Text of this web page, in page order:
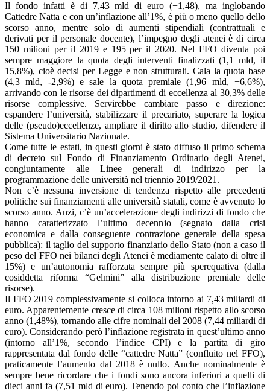
Il fondo infatti è di 7,43 mld di euro (+1,48), ma inglobando
Cattedre Natta e con un’inflazione all’1%, è più o meno quello dello
scorso anno, mentre solo di aumenti stipendiali (contrattuali e
derivati per il personale docente), l’impegno degli atenei è di circa
150 milioni per il 2019 e 195 per il 2020. Nel FFO diventa poi
sempre maggiore la quota degli interventi finalizzati (1,1 mld, il
15,8%), cioè decisi per Legge e non strutturali. Cala la quota base
(4,3 mld, -2,9%) e sale la quota premiale (1,96 mld, +6,6%),
arrivando con le risorse dei dipartimenti di eccellenza al 30,3% delle
risorse complessive. Servirebbe cambiare passo e direzione:
espandere l’università, stabilizzare il precariato, superare la logica
delle (pseudo)eccellenze, ampliare il diritto allo studio, difendere il
Sistema Universitario Nazionale.
Come tutte le estati, in questi giorni è stato diffuso il primo schema
di decreto sul Fondo di Finanziamento Ordinario degli Atenei,
congiuntamente alle Linee generali di indirizzo per la
programmazione delle università nel triennio 2019/2021.
Non c’è nessuna inversione di tendenza rispetto alle precedenti
politiche sui finanziamenti alle università statali, come è avvenuto lo
scorso anno. Anzi, c’è un’accelerazione degli indirizzi di fondo che
hanno caratterizzato l’ultimo decennio (segnato dalla crisi
economica e dalla conseguente contrazione generale della spesa
pubblica): il taglio del supporto finanziario dello Stato (non a caso il
peso del FFO nei bilanci degli Atenei è mediamente calato di oltre il
15%) e un’autonomia rafforzata sempre più sperequativa (dalla
cosiddetta riforma “Gelmini” alla distribuzione premiale delle
risorse).
Il FFO 2019 complessivamente si colloca intorno ai 7,43 miliardi di
euro. Apparentemente cresce di circa 108 milioni rispetto allo scorso
anno (1,48%), tornando alle cifre nominali del 2008 (7,44 miliardi di
euro). Considerando però l’inflazione registrata in quest’ultimo anno
(intorno all’1%, secondo l’indice CPI) e la partita di giro
rappresentata dal fondo delle “cattedre Natta” (confluito nel FFO),
praticamente l’aumento dal 2018 è nullo. Anche nominalmente è
sempre bene ricordare che i fondi sono ancora inferiori a quelli di
dieci anni fa (7,51 mld di euro). Tenendo poi conto che l’inflazione